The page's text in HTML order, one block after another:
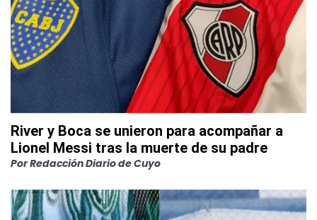
River y Boca se unieron para acompañar a
Lionel Messi tras la muerte de su padre
PorRedacción Diario de Cuyo